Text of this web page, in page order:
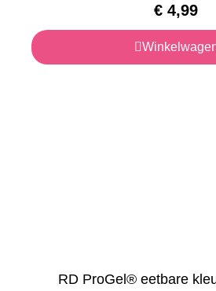
€ 4,99
RD ProGel® eetbare